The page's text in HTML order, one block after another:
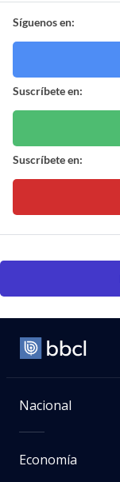
Síguenos en:
Suscríbete en:
Suscríbete en:
Nacional
Economía